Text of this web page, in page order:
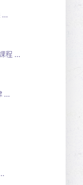
程 ...
...